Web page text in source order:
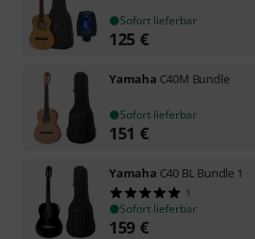
Sofort lieferbar
125 €
Yamaha C40M Bundle
Sofort lieferbar
151 €
Yamaha C40 BL Bundle 1
1
Sofort lieferbar
159 €